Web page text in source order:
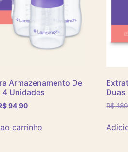
Armazenamento De
4 Unidades
94,90
carrinho
Duas
R$